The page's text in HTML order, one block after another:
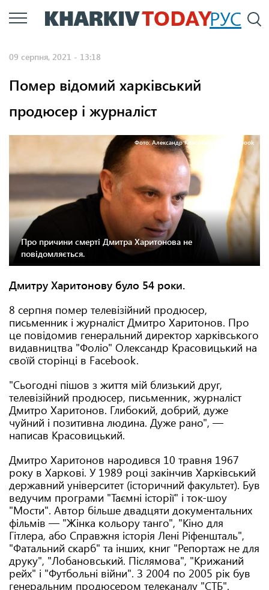
Перейти
до
РУС
09 серпня, 2021 - 13:18
Помер відомий харківський
продюсер і журналіст
Фото: Александр Красовицкий / Facebook
Про причини смерті Дмитра Харитонова не
повідомляється.
Дмитру Харитонову було 54 роки.
8 серпня помер телевізійний продюсер,
письменник і журналіст Дмитро Харитонов. Про
це повідомив генеральний директор харківського
видавництва "Фоліо" Олександр Красовицький на
своїй сторінці в Fаcebook.
"Сьогодні пішов з життя мій близький друг,
телевізійний продюсер, письменник, журналіст
Дмитро Харитонов. Глибокий, добрий, дуже
чуйний і позитивна людина. Дуже рано", —
написав Красовицький.
Дмитро Харитонов народився 10 травня 1967
року в Харкові. У 1989 році закінчив Харківський
державний університет (історичний факультет). Був
ведучим програми "Таємні історії" і ток-шоу
"Мости". Автор більше двадцяти документальних
фільмів — "Жінка кольору танго", "Кіно для
Гітлера, або Справжня історія Лені Ріфеншталь",
"Фатальний скарб" та інших, книг "Репортаж не для
друку", "Лобановський. Післямова", "Крижаний
рейх" і "Футбольні війни". З 2004 по 2005 рік був
генеральним продюсером телеканалу "СТБ".